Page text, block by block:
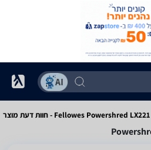
Fellowes Powershred LX221 - חוות דעת מוצר